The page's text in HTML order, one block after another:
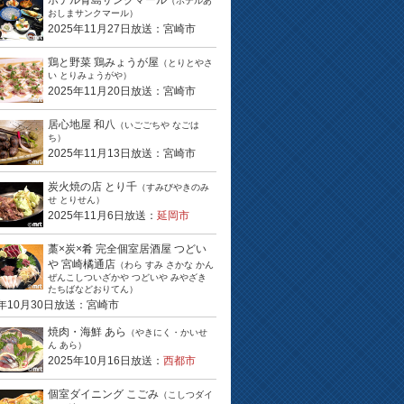
おしまサンクマール）
2025年11月27日放送：宮崎市
鶏と野菜 鶏みょうが屋 （とりとやさ
い とりみょうがや）
2025年11月20日放送：宮崎市
居心地屋 和八 （いごごちや なごは
ち）
2025年11月13日放送：宮崎市
炭火焼の店 とり千 （すみびやきのみ
せ とりせん）
2025年11月6日放送： 延岡市
藁×炭×肴 完全個室居酒屋 つどい
や 宮崎橘通店 （わら すみ さかな かん
ぜんこしついざかや つどいや みやざき
たちばなどおりてん）
10月30日放送：宮崎市
焼肉・海鮮 あら
（やきにく・かいせ
ん あら）
2025年10月16日放送： 西都市
個室ダイニング こごみ （こしつダイ